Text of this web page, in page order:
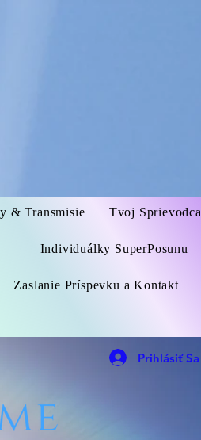
& Transmisie Tvoj Sprievodca
Individuálky SuperPosunu
Zaslanie Príspevku a Kontakt
Prihlásiť Sa